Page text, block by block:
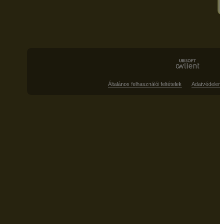
Általános felhasználói feltételek